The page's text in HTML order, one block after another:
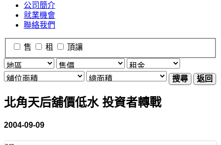
公司簡介
就業機會
聯絡我們
售 租 頂讓
搜尋 返回
北角天后舖價低水 投資者轉戰
2004-09-09